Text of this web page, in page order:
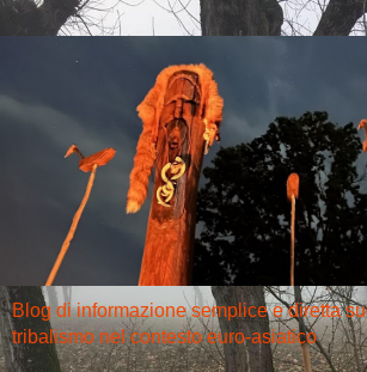
Blog di informazione semplice e diretta
tribalismo nel contesto euro-asiatico